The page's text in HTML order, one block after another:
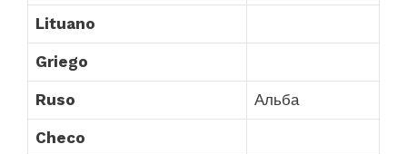
Lituano
Griego
Ruso Альба
Checo